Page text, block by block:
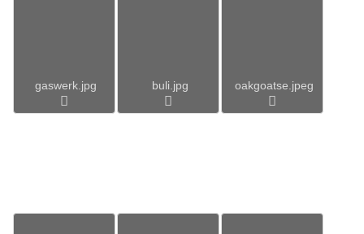
gaswerk.jpg buli.jpg oakgoatse.jpeg